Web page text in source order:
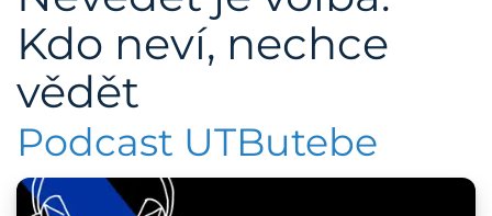
Kdo neví, nechce
vědět
Podcast UTButebe